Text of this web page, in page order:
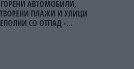
АВТОМОБИЛИ,
ПЛАЖИ И УЛИЦИ
СО ОТПАД -